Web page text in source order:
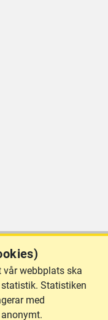
webbplats ska
Statistiken
med